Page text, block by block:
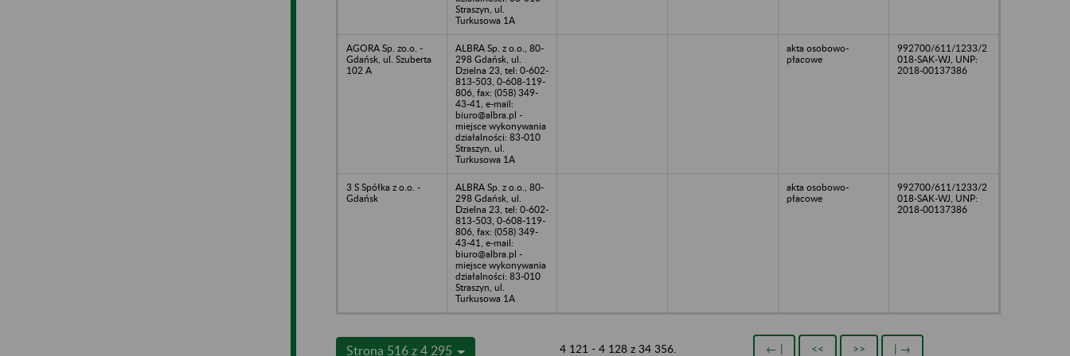
Straszyn, ul.
Turkusowa 1A
AGORA Sp. zo.o. -
Gdańsk, ul. Szuberta
102 A
ALBRA Sp. z o.o., 80-
298 Gdańsk, ul.
Dzielna 23, tel: 0-602-
813-503, 0-608-119-
806, fax: (058) 349-
43-41, e-mail:
biuro@albra.pl -
miejsce wykonywania
działalności: 83-010
Straszyn, ul.
Turkusowa 1A
akta osobowo-
płacowe
992700/611/1233/2
018-SAK-WJ, UNP:
2018-00137386
3 S Spółka z o.o. -
Gdańsk
ALBRA Sp. z o.o., 80-
298 Gdańsk, ul.
Dzielna 23, tel: 0-602-
813-503, 0-608-119-
806, fax: (058) 349-
43-41, e-mail:
biuro@albra.pl -
miejsce wykonywania
działalności: 83-010
Straszyn, ul.
Turkusowa 1A
akta osobowo-
płacowe
992700/611/1233/2
018-SAK-WJ, UNP:
2018-00137386
Strona 516 z 4 295 4 121 - 4 128 z 34 356. ← | << >> | →